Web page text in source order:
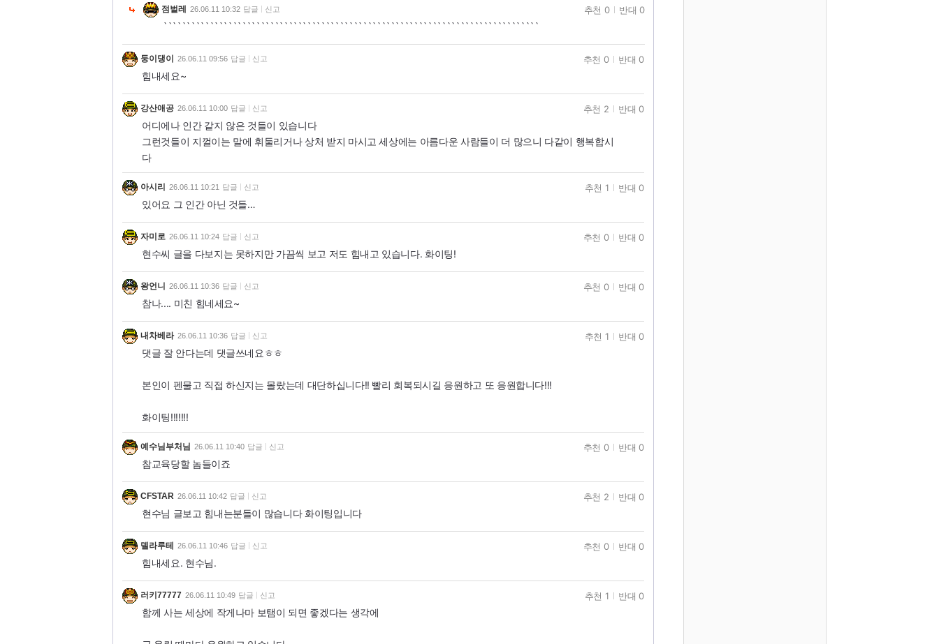
점벌레 26.06.11 10:32 답글 신고
`````````````````````````````````````````````````````````````````````````````````
추천 0 반대 0
둥이댕이 26.06.11 09:56 답글 신고
힘내세요~
추천 0 반대 0
강산애공 26.06.11 10:00 답글 신고
어디에나 인간 같지 않은 것들이 있습니다
그런것들이 지껄이는 말에 휘둘리거나 상처 받지 마시고 세상에는 아름다운 사람들이 더 많으니 다같이 행복합시
다
추천 2 반대 0
아시리 26.06.11 10:21 답글 신고
있어요 그 인간 아닌 것들…
추천 1 반대 0
자미로 26.06.11 10:24 답글 신고
현수씨 글을 다보지는 못하지만 가끔씩 보고 저도 힘내고 있습니다. 화이팅!
추천 0 반대 0
왕언니 26.06.11 10:36 답글 신고
참나.... 미친 힘네세요~
추천 0 반대 0
내차베라 26.06.11 10:36 답글 신고
댓글 잘 안다는데 댓글쓰네요ㅎㅎ
본인이 펜물고 직접 하신지는 몰랐는데 대단하십니다!! 빨리 회복되시길 응원하고 또 응원합니다!!!
화이팅!!!!!!!
추천 1 반대 0
예수님부처님 26.06.11 10:40 답글 신고
참교육당할 놈들이죠
추천 0 반대 0
CFSTAR 26.06.11 10:42 답글 신고
현수님 글보고 힘내는분들이 많습니다 화이팅입니다
추천 2 반대 0
델라루테 26.06.11 10:46 답글 신고
힘내세요. 현수님.
추천 0 반대 0
러키77777 26.06.11 10:49 답글 신고
함께 사는 세상에 작게나마 보탬이 되면 좋겠다는 생각에
추천 1 반대 0